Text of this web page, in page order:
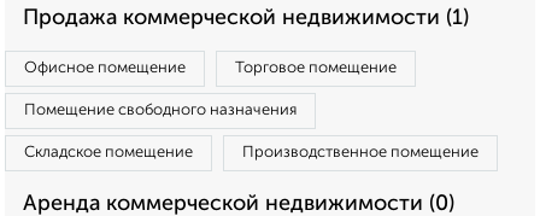
Продажа коммерческой недвижимости (1)
Офисное помещение Торговое помещение
Помещение свободного назначения
Складское помещение Производственное помещение
Аренда коммерческой недвижимости (0)